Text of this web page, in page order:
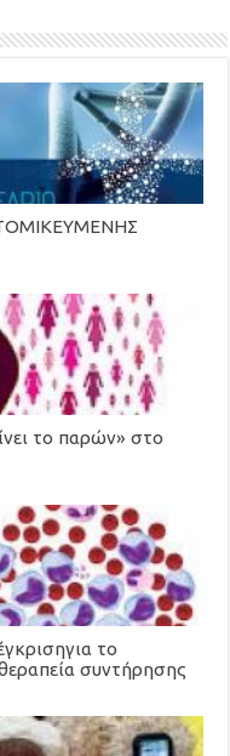
το παρών» στο
το
συντήρησης